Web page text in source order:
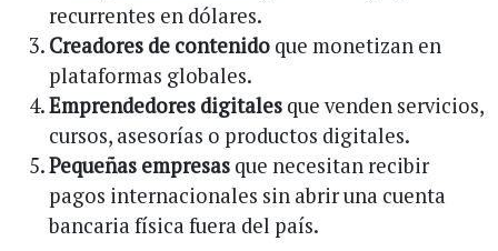
recurrentes en dólares.
Creadores de contenido que monetizan en
plataformas globales.
Emprendedores digitales que venden servicios,
cursos, asesorías o productos digitales.
Pequeñas empresas que necesitan recibir
pagos internacionales sin abrir una cuenta
bancaria física fuera del país.